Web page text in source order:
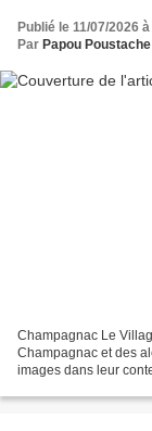
Publié le 11/07/2026
Par Papou Poustache
Champagnac Le
Champagnac et des
images dans leur